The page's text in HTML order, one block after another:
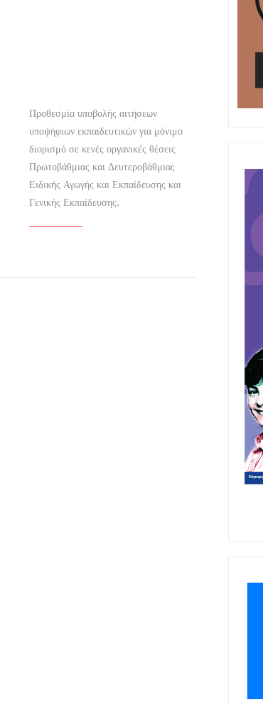
Προθεσμία υποβολής αιτήσεων
υποψήφιων εκπαιδευτικών για μόνιμο
διορισμό σε κενές οργανικές θέσεις
Πρωτοβάθμιας και Δευτεροβάθμιας
Ειδικής Αγωγής και Εκπαίδευσης και
Γενικής Εκπαίδευσης.